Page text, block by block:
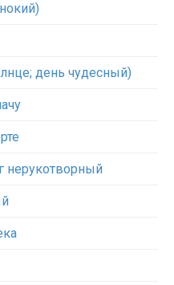
день чудесный)
нерукотворный